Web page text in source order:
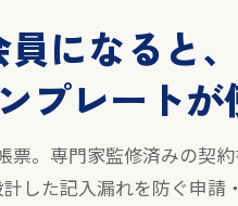
になると、
プレートが
票。専門家監修済みの契約
した記入漏れを防ぐ申請